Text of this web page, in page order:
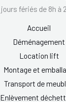
jours fériés de 8h à
Accueil
Déménagement
Location lift
Montage et
Transport de
Enlèvement